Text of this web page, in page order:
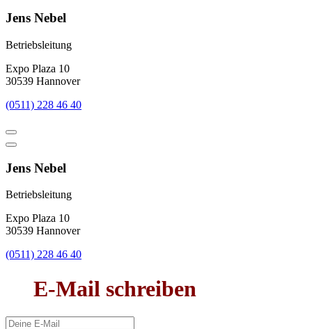
Jens Nebel
Betriebsleitung
Expo Plaza 10
30539 Hannover
(0511) 228 46 40
Jens Nebel
Betriebsleitung
Expo Plaza 10
30539 Hannover
(0511) 228 46 40
E-Mail schreiben